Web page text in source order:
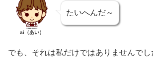
ai（あい）
たいへんだ～
でも、それは私だけではありませんでし